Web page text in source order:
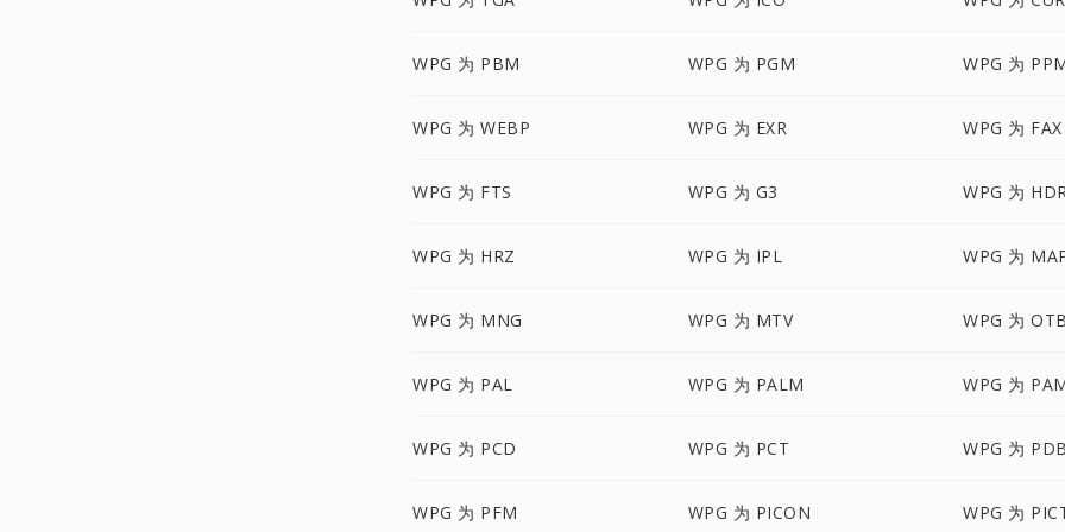
WPG 为 PBM WPG 为 PGM WPG 为
WPG 为 WEBP WPG 为 EXR WPG 为 FAX
WPG 为 FTS WPG 为 G3 WPG 为
WPG 为 HRZ WPG 为 IPL WPG 为
WPG 为 MNG WPG 为 MTV WPG 为 OTB
WPG 为 PAL WPG 为 PALM WPG 为
WPG 为 PCD WPG 为 PCT WPG 为 PDB
WPG 为 PFM WPG 为 PICON WPG 为